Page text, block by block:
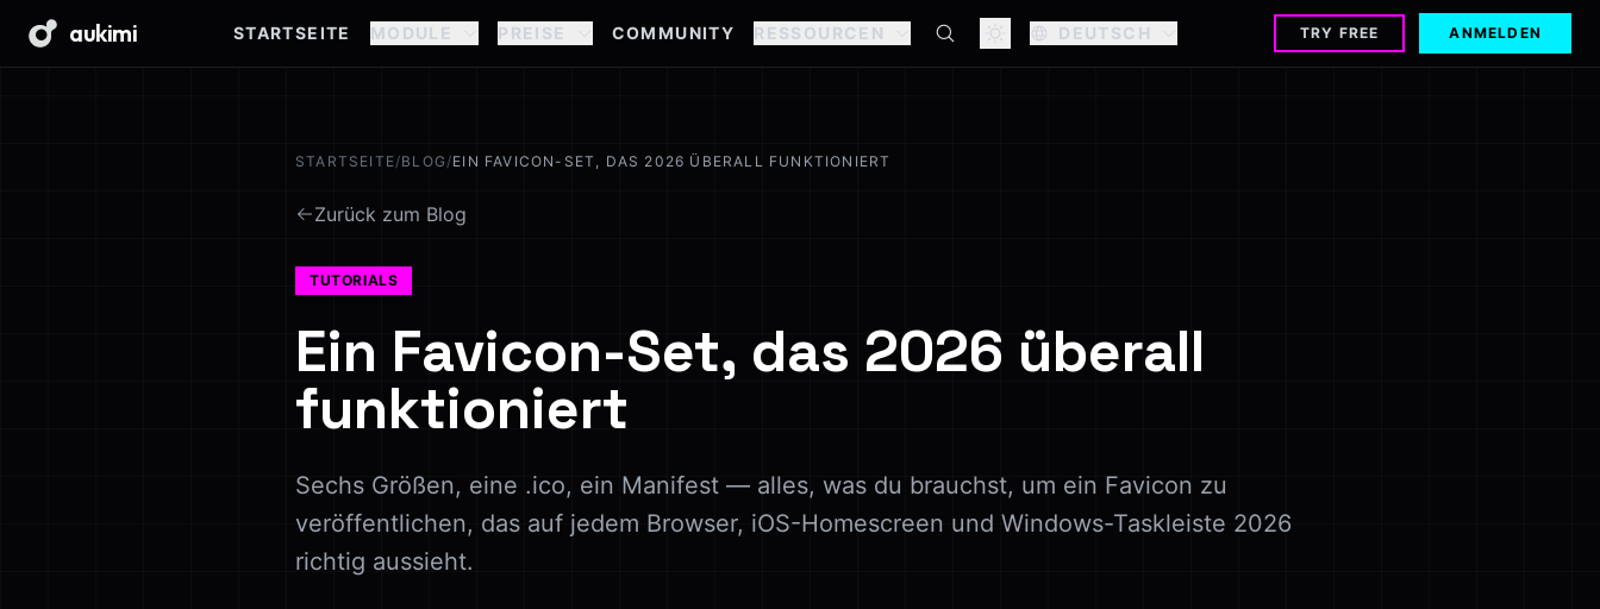
aukimi STARTSEITE MODULE PREISE COMMUNITY RESSOURCEN DEUTSCH TRY FREE ANMELDEN
STARTSEITE/BLOG /EIN FAVICON-SET, DAS 2026 ÜBERALL FUNKTIONIERT
Zurück zum Blog
TUTORIALS
Ein Favicon-Set, das 2026 überall
funktioniert
Sechs Größen, eine .ico, ein Manifest — alles, was du brauchst, um ein Favicon zu
veröffentlichen, das auf jedem Browser, iOS-Homescreen und Windows-Taskleiste 2026
richtig aussieht.